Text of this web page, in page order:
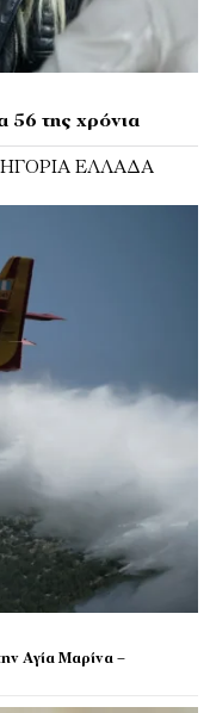
της χρόνια
ΕΛΛΆΔΑ
Αγία Μαρίνα –